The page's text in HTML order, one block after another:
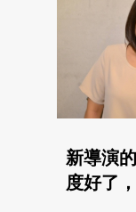
新導演
度好了